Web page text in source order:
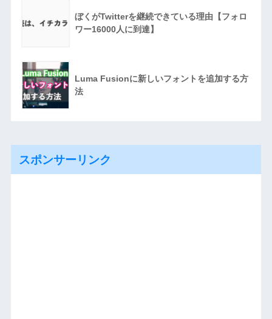
ぼくがTwitterを継続できている理由【フォロ
ワー16000人に到達】
Luma Fusionに新しいフォントを追加する方
法
スポンサーリンク